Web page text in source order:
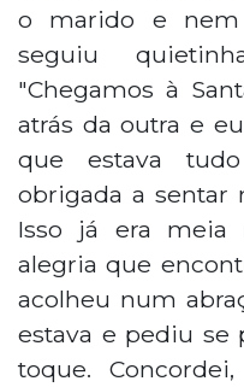
o marido e nem
seguiu
"Chegamos à
atrás da outra e
que estava
obrigada a sentar
Isso já era meia
alegria que
acolheu num
estava e pediu se
toque.